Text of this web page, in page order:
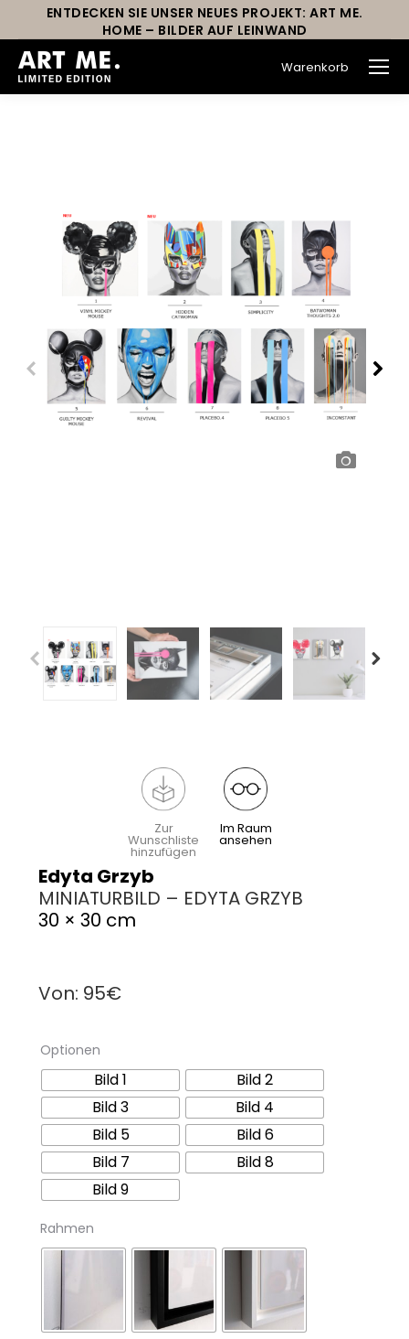
ENTDECKEN SIE UNSER NEUES PROJEKT: ART ME.
HOME – BILDER AUF LEINWAND
Warenkorb
Previous
Zur
Wunschliste
hinzufügen
Im Raum
ansehen
Edyta Grzyb
MINIATURBILD – EDYTA GRZYB
30 × 30 cm
Von: 95€
Optionen
Bild 1
Bild 2
Bild 3
Bild 4
Bild 5
Bild 6
Bild 7
Bild 8
Bild 9
Rahmen